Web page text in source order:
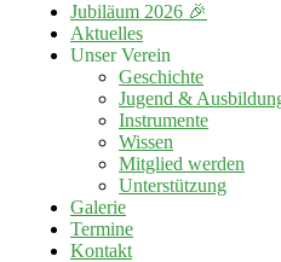
Jubiläum 2026 🎉
Aktuelles
Unser Verein
Geschichte
Jugend &
Instrumente
Wissen
Mitglied werden
Unterstützung
Galerie
Termine
Kontakt